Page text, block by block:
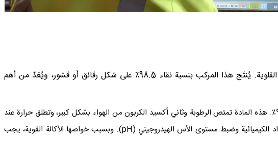
الصودا الكاوية القشور (Caustic Soda Flakes) ذات الصيغة الكيميائية NaOH، مادة صلبة بيضاء عديمة الرائحة وشديدة القلوية. يُنتَج هذا المركب بنسبة نقاء 98.5٪ على شكل رقائق أو قشور، ويُعَدّ من أهم
الصودا الكاوية أو هيدروكسيد الصوديوم (NaOH) مركب كيميائي قوي جداً وآكل، يُعرض على شكل رقائق بيضاء بنسبة نقاء تقارب 98.5٪. هذه المادة تمتص الرطوبة وثاني أكسيد الكربون من الهواء بشكل كبير، وتطلق حرارة عند
ملامستها للماء. للصودا الكاوية تطبيقات صناعية واسعة، منها إنتاج الصابون والمنظفات، صناعة الورق واللب، معالجة المياه، تصنيع المواد الكيميائية وضبط مستوى الأس الهيدروجيني (pH). وبسبب خواصها الأكالة القوية، يجب